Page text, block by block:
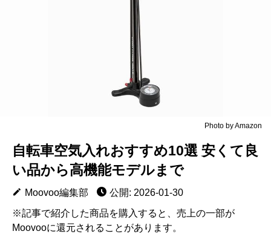
Photo by Amazon
自転車空気入れおすすめ10選 安くて良
い品から高機能モデルまで
Moovoo編集部
公開: 2026-01-30
※記事で紹介した商品を購入すると、売上の一部が
Moovooに還元されることがあります。